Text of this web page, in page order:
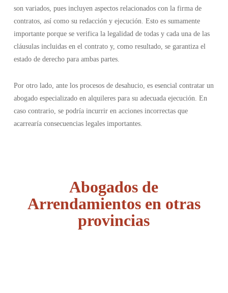
son variados, pues incluyen aspectos relacionados con la firma de
contratos, así como su redacción y ejecución. Esto es sumamente
importante porque se verifica la legalidad de todas y cada una de las
cláusulas incluidas en el contrato y, como resultado, se garantiza el
estado de derecho para ambas partes.
Por otro lado, ante los procesos de desahucio, es esencial contratar un
abogado especializado en alquileres para su adecuada ejecución. En
caso contrario, se podría incurrir en acciones incorrectas que
acarrearía consecuencias legales importantes.
Abogados de
Arrendamientos en otras
provincias